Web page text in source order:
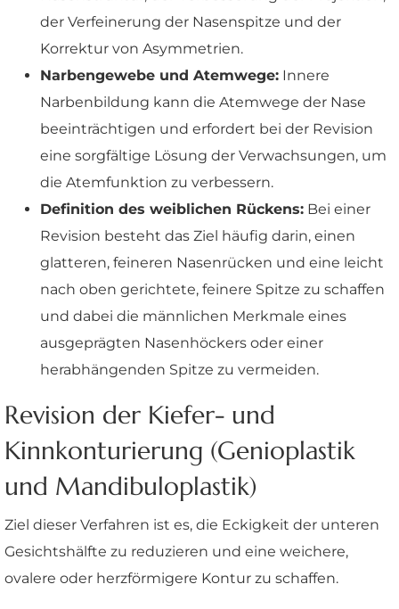
der Verfeinerung der Nasenspitze und der
Korrektur von Asymmetrien.
Narbengewebe und Atemwege: Innere
Narbenbildung kann die Atemwege der Nase
beeinträchtigen und erfordert bei der Revision
eine sorgfältige Lösung der Verwachsungen, um
die Atemfunktion zu verbessern.
Definition des weiblichen Rückens: Bei einer
Revision besteht das Ziel häufig darin, einen
glatteren, feineren Nasenrücken und eine leicht
nach oben gerichtete, feinere Spitze zu schaffen
und dabei die männlichen Merkmale eines
ausgeprägten Nasenhöckers oder einer
herabhängenden Spitze zu vermeiden.
Revision der Kiefer- und
Kinnkonturierung (Genioplastik
und Mandibuloplastik)
Ziel dieser Verfahren ist es, die Eckigkeit der unteren
Gesichtshälfte zu reduzieren und eine weichere,
ovalere oder herzförmigere Kontur zu schaffen.